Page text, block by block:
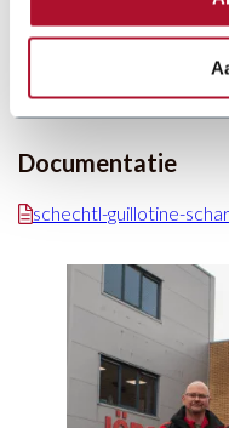
Documentatie
schechtl-guillotine-